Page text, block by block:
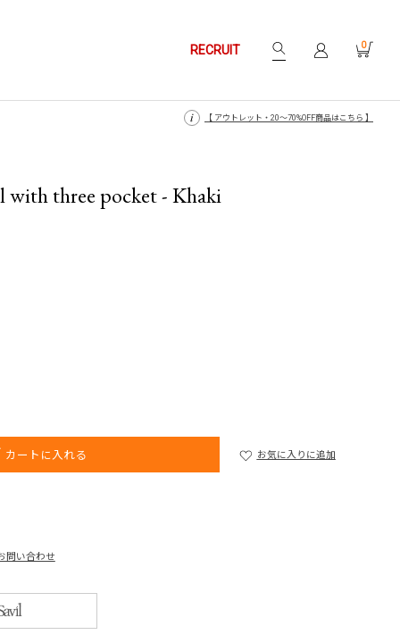
RECRUIT 0
【 月〜金14時、土日祝12時までにご注文で当日発送・発送無休 】
【 アウトレット・20〜70%OFF商品はこちら 】
【 月〜金14時、土日祝12時までにご注文で当日発送・発送無休 】
【 アウトレット・20〜70%OFF商品はこちら 】
with three pocket - Khaki
カートに入れる お気に入りに追加
問い合わせ